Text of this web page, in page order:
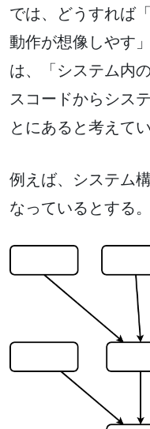
では、どうすれば
動作が想像しやす
は、「システム内
スコードからシス
とにあると考えてい
例えば、システム
なっているとする。